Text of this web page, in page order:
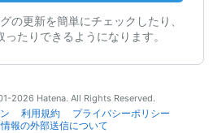
の更新を簡単にチェックしたり、
たりできるようになります。
2026 Hatena. All Rights Reserved.
利用規約
プライバシーポリシー
報の外部送信について